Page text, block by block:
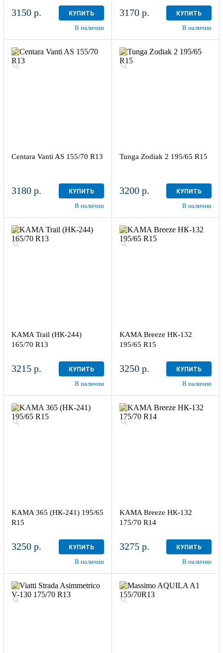
3150 р. КУПИТЬ
В наличии
3170 р. КУПИТЬ
В наличии
Centara Vanti AS 155/70 R13
3180 р. КУПИТЬ
В наличии
Tunga Zodiak 2 195/65 R15
3200 р. КУПИТЬ
В наличии
KAMA Trail (НК-244)
165/70 R13
3215 р. КУПИТЬ
В наличии
KAMA Breeze НК-132
195/65 R15
3250 р. КУПИТЬ
В наличии
KAMA 365 (НК-241) 195/65
R15
3250 р. КУПИТЬ
В наличии
KAMA Breeze НК-132
175/70 R14
3275 р. КУПИТЬ
В наличии